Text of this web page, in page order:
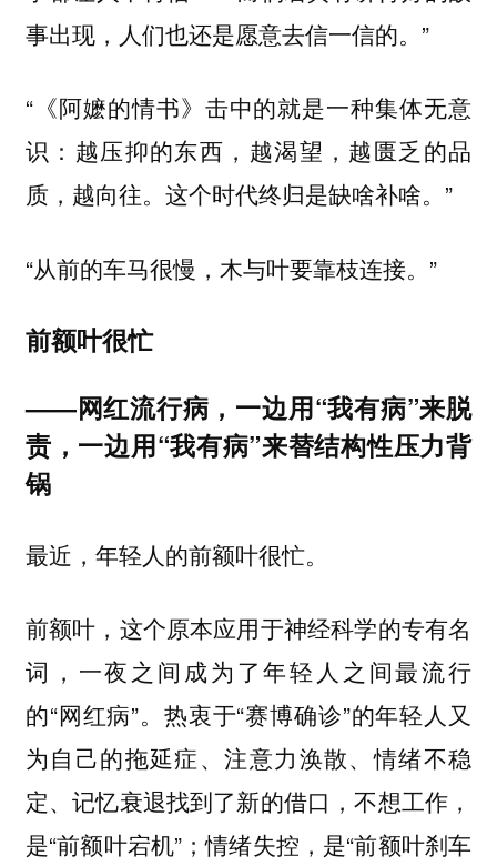
事出现，人们也还是愿意去信一信的。”
“《阿嬷的情书》击中的就是一种集体无意
识：越压抑的东西，越渴望，越匮乏的品
质，越向往。这个时代终归是缺啥补啥。”
“从前的车马很慢，木与叶要靠枝连接。”
前额叶很忙
——网红流行病，一边用“我有病”来脱
责，一边用“我有病”来替结构性压力背
锅
最近，年轻人的前额叶很忙。
前额叶，这个原本应用于神经科学的专有名
词，一夜之间成为了年轻人之间最流行
的“网红病”。热衷于“赛博确诊”的年轻人又
为自己的拖延症、注意力涣散、情绪不稳
定、记忆衰退找到了新的借口，不想工作，
是“前额叶宕机”；情绪失控，是“前额叶刹车